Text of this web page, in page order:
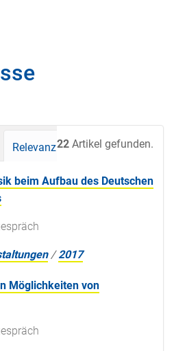
22 Artikel gefunden.
Relevanz Datum
beim Aufbau des Deutschen
/2017
Möglichkeiten von